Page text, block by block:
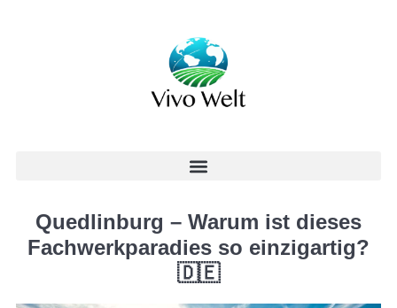
Quedlinburg – Warum ist dieses
Fachwerkparadies so einzigartig?
🇩🇪